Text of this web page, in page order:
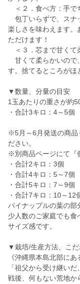
＜２．食べ方：手で
包丁いらずで、スナ
楽しさを味わえます。
ただけます！
＜３．芯まで甘くて
甘くて柔らかいので
す。捨てるところがほ
▼数量、分量の目安
1玉あたりの重さが約
・合計3キロ：4～5個
※5月～6月発送の商品
ださい。
※別商品ページにて『
・合計2キロ：3個
・合計4キロ：5～7個
・合計5キロ：7～9個
・合計7キロ：10～12
パイナップルの葉の部
少人数のご家庭でも
サイズ感です。
▼栽培/生産方法、こだ
《沖縄県本島北部に
「祖父から受け継い
戦後、何もない荒地か